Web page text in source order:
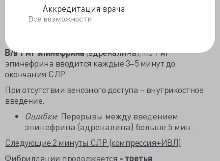
Аккредитация врача
Все возможности
Следующие 2 минуты СЛР (компрессия+ИВЛ)
дефибрилляция
В/в 1 мг эпинефрина(адреналина), по 1 мг
эпинефрина вводится каждые 3–5 минут до
окончания СЛР.
При отсутствии венозного доступа – внутрикостное
введение.
Ошибки: Перерывы между введением
эпинефрина (адреналина) больше 5 мин.
Следующие 2 минуты СЛР (компрессия+ИВЛ)
Фибрилляции продолжается - третья